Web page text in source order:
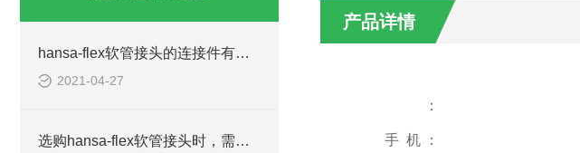
hansa-flex软管接头的连接件有以下四种形式
2021-04-27
选购hansa-flex软管接头时，需考虑哪些因素？
产品详情
：
手 机 ：